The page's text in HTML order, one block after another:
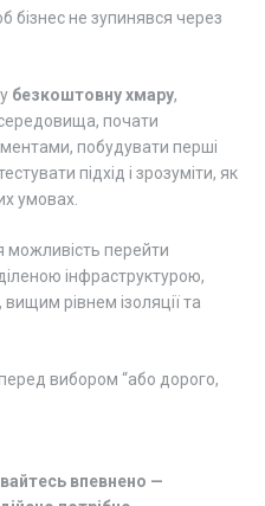
бізнес не зупинявся через
безкоштовну хмару,
почати
побудувати перші
підхід і зрозуміти, як
умовах.
можливість перейти
інфраструктурою,
рівнем ізоляції та
вибором “або дорого,
впевнено —